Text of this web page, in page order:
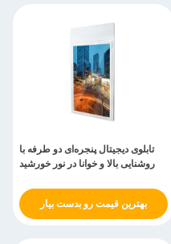
تابلوی دیجیتال پنجره‌ای دو طرفه با
روشنایی بالا و خوانا در نور خورشید
بهترین قیمت رو بدست بیار